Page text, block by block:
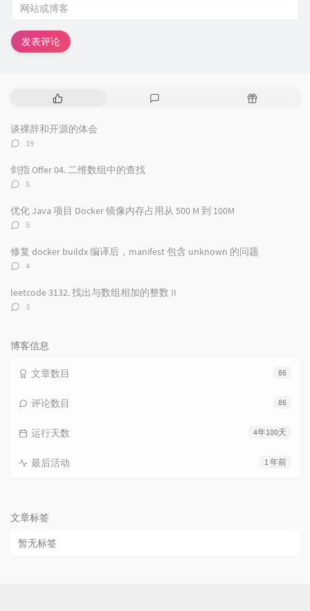
发表评论
热
文
随
谈裸辞和开源的体会
评
数：
19
剑指 Offer 04. 二维数组中的查找
评
数：
5
优化 Java 项目 Docker 镜像内存占用从 500 M 到 100M
评
数：
5
修复 docker buildx 编译后，manifest 包含 unknown 的问题
评
数：
4
leetcode 3132. 找出与数组相加的整数 II
评
3
博客信息
86
文章数目
86
评论数目
4年100天
运行天数
1 年前
最后活动
文章标签
暂无标签